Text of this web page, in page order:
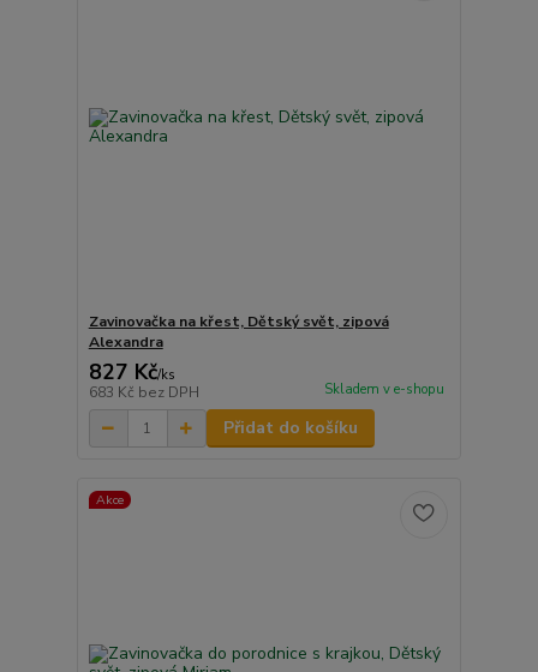
Zavinovačka na křest, Dětský svět, zipová
Alexandra
827 Kč/ks
683 Kč bez DPH Skladem v e-shopu
Přidat do košíku
Akce